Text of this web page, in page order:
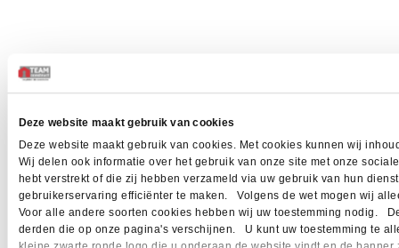
Deze website maakt gebruik van cookies
Deze website maakt gebruik van cookies. Met cookies kunnen wij
Wij delen ook informatie over het gebruik van onze site met onze
hebt verstrekt of die zij hebben verzameld via uw gebruik van hun
gebruikerservaring efficiënter te maken. Volgens de wet mogen wij
Voor alle andere soorten cookies hebben wij uw toestemming nodig.
derden die op onze pagina's verschijnen. U kunt uw toestemming te